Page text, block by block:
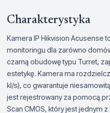
Charakterystyka
Kamera IP Hikvision Acusense
monitoringu dla zarówno
czarną obudowę typu Turret,
estetykę. Kamera ma
kl/s), co gwarantuje
jest rejestrowany za pomocą
Scan CMOS, który jest jednym